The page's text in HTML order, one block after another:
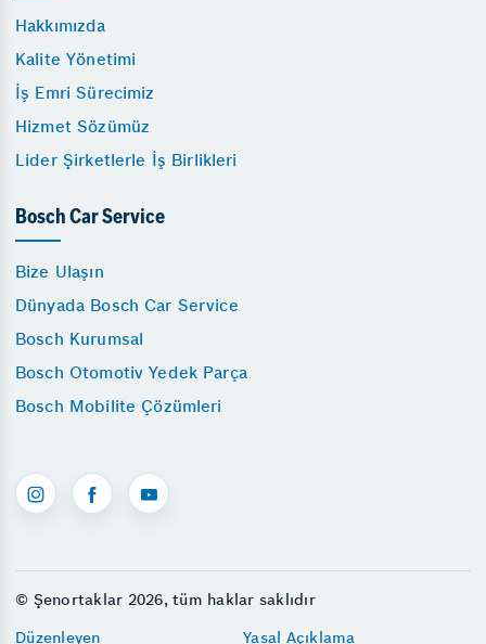
Hakkımızda
Kalite Yönetimi
İş Emri Sürecimiz
Hizmet Sözümüz
Lider Şirketlerle İş Birlikleri
Bosch Car Service
Bize Ulaşın
Dünyada Bosch Car Service
Bosch Kurumsal
Bosch Otomotiv Yedek Parça
Bosch Mobilite Çözümleri
© Şenortaklar 2026, tüm haklar saklıdır
Düzenleyen
Yasal Açıklama